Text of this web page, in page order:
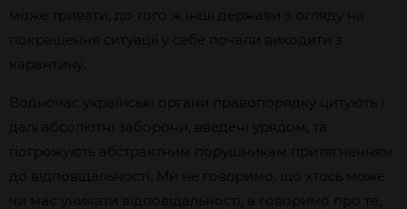
може тривати, до того ж інші держави з огляду на
покращення ситуації у себе почали виходити з
карантину.
Водночас українські органи правопорядку цитують і
далі абсолютні заборони, введені урядом, та
погрожують абстрактним порушникам притягненням
до відповідальності. Ми не говоримо, що хтось може
чи має уникати відповідальності, а говоримо про те,